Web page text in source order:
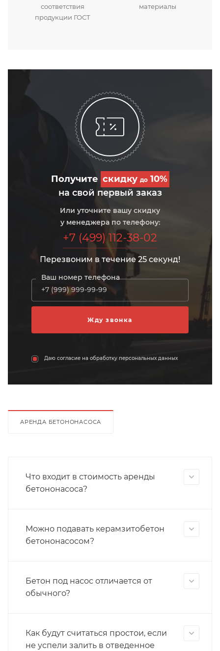
соответствия
продукции ГОСТ
материалы
Получите скидку до10%
на свой первый заказ
Или уточните вашу скидку
у менеджера по телефону:
+7 (499) 112-38-02
Перезвоним в течение 25 секунд!
Ваш номер телефона
Даю согласие на обработку персональных данных
АРЕНДА БЕТОНОНАСОСА
Что входит в стоимость аренды
бетононасоса?
Можно подавать керамзитобетон
бетононасосом?
Бетон под насос отличается от
обычного?
Как будут считаться простои, если
не успели залить в отведенное